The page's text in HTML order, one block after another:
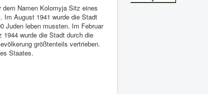
Namen Kolomyja Sitz eines
Im August 1941 wurde die Stadt
Juden leben mussten. Im Februar
wurde die Stadt durch die
größtenteils vertrieben.
Staates.